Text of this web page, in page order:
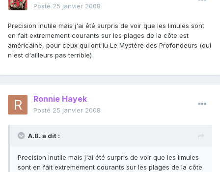
Posté 25 janvier 2008
Precision inutile mais j'ai été surpris de voir que les limules sont
en fait extremement courants sur les plages de la côte est
américaine, pour ceux qui ont lu Le Mystère des Profondeurs (qui
n'est d'ailleurs pas terrible)
Ronnie Hayek
Posté 25 janvier 2008
A.B. a dit :
Precision inutile mais j'ai été surpris de voir que les limules
sont en fait extremement courants sur les plages de la côte